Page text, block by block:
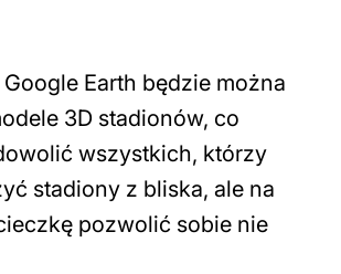
Earth będzie można
3D stadionów, co
wszystkich, którzy
stadiony z bliska, ale na
pozwolić sobie nie